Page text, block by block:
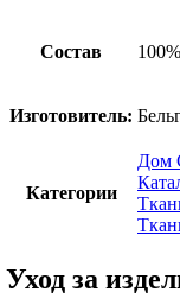
Состав
Изготовитель:
Категории
Дом
Уход за